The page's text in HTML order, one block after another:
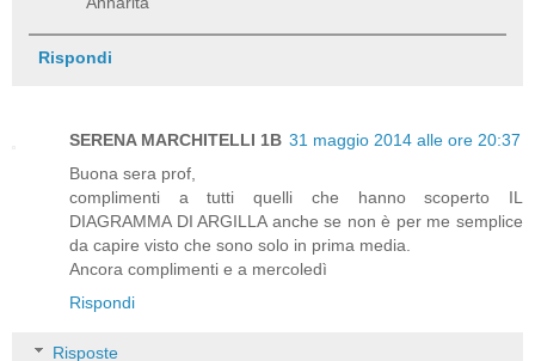
Rispondi
SERENA MARCHITELLI 1B 31 maggio 2014 alle ore 20:37
Buona sera prof,
complimenti a tutti quelli che hanno scoperto IL
DIAGRAMMA DI ARGILLA anche se non è per me semplice
da capire visto che sono solo in prima media.
Ancora complimenti e a mercoledì
Rispondi
Risposte